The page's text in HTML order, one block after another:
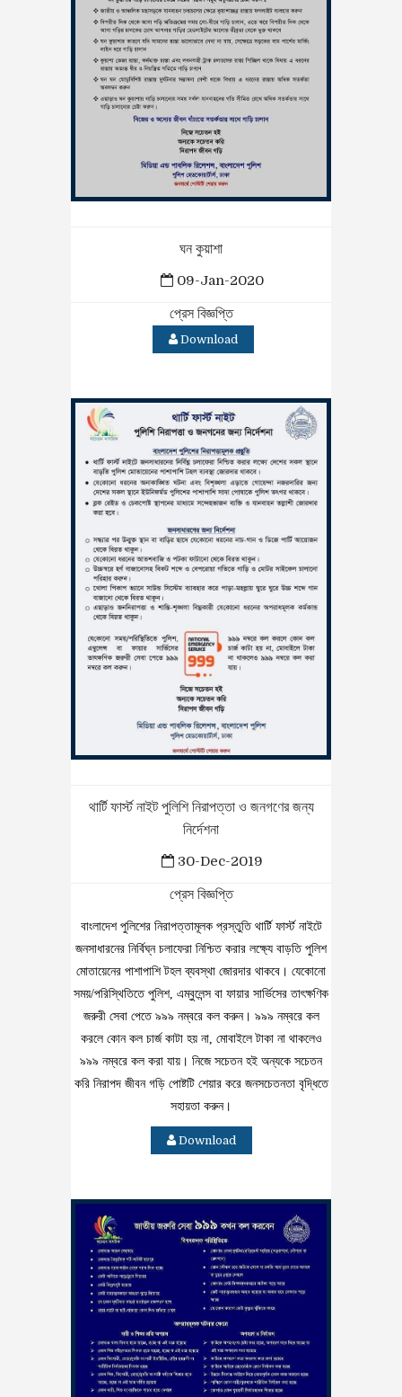
ঘন কুয়াশা
09-Jan-2020
প্রেস বিজ্ঞপ্তি
Download
থার্টি ফার্স্ট নাইট পুলিশি নিরাপত্তা ও জনগণের জন্য
নির্দেশনা
30-Dec-2019
প্রেস বিজ্ঞপ্তি
বাংলাদেশ পুলিশের নিরাপত্তামূলক প্রস্তুতি থার্টি ফার্স্ট নাইটে
জনসাধারনের নির্বিঘ্ন চলাফেরা নিশ্চিত করার লক্ষ্যে বাড়তি পুলিশ
মোতায়েনের পাশাপাশি টহল ব্যবস্থা জোরদার থাকবে। যেকোনো
সময়/পরিস্থিতিতে পুলিশ, এম্বুলেন্স বা ফায়ার সার্ভিসের তাৎক্ষণিক
জরুরী সেবা পেতে ৯৯৯ নম্বরে কল করুন। ৯৯৯ নম্বরে কল
করলে কোন কল চার্জ কাটা হয় না, মোবাইলে টাকা না থাকলেও
৯৯৯ নম্বরে কল করা যায়। নিজে সচেতন হই অন্যকে সচেতন
করি নিরাপদ জীবন গড়ি পোষ্টটি শেয়ার করে জনসচেতনতা বৃদ্ধিতে
সহায়তা করুন।
Download